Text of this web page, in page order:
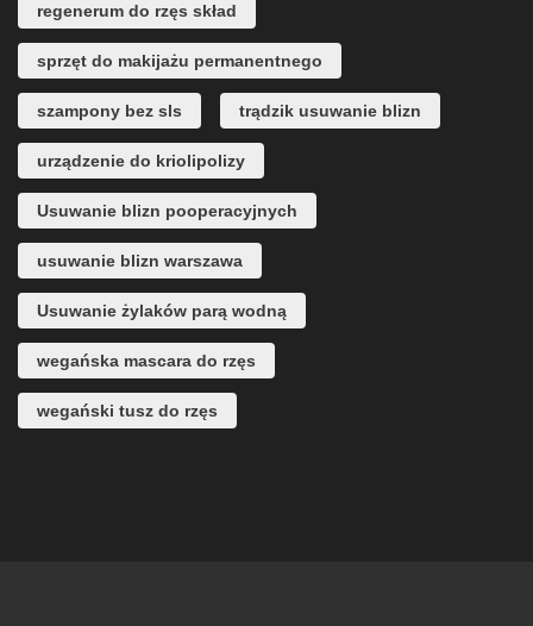
regenerum do rzęs skład
sprzęt do makijażu permanentnego
szampony bez sls trądzik usuwanie blizn
urządzenie do kriolipolizy
Usuwanie blizn pooperacyjnych
usuwanie blizn warszawa
Usuwanie żylaków parą wodną
wegańska mascara do rzęs
wegański tusz do rzęs